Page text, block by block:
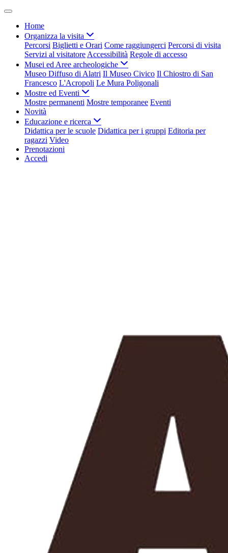
Home
Organizza la visita
Percorsi Biglietti e Orari Come raggiungerci Percorsi di visita
Servizi al visitatore Accessibilità Regole di accesso
Musei ed Aree archeologiche
Museo Diffuso di Alatri Il Museo Civico Il Chiostro di San
Francesco L'Acropoli Le Mura Poligonali
Mostre ed Eventi
Mostre permanenti Mostre temporanee Eventi
Novità
Educazione e ricerca
Didattica per le scuole Didattica per i gruppi Editoria per
ragazzi Video
Prenotazioni
Accedi